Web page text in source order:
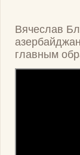
Вячеслав
главным